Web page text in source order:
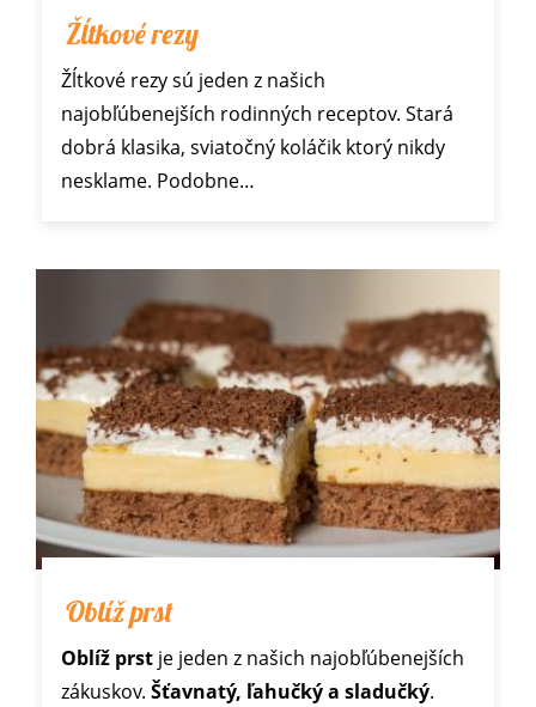
Žĺtkové rezy
Žĺtkové rezy sú jeden z našich
najobľúbenejších rodinných receptov. Stará
dobrá klasika, sviatočný koláčik ktorý nikdy
nesklame. Podobne…
Oblíž prst
Oblíž prst je jeden z našich najobľúbenejších
zákuskov. Šťavnatý, ľahučký a sladučký.